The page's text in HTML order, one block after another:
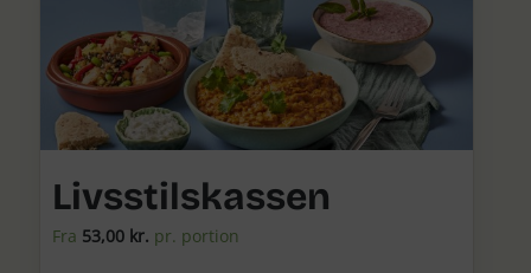
Livsstilskassen
Fra 53,00 kr. pr. portion